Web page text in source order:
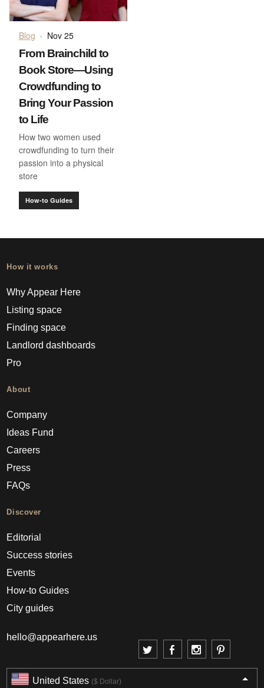
Blog · Nov 25
From Brainchild to
Book Store—Using
Crowdfunding to
Bring Your Passion
to Life
How two women used
crowdfunding to turn their
passion into a physical
store
How-to Guides
How it works
Why Appear Here
Listing space
Finding space
Landlord dashboards
Pro
About
Company
Ideas Fund
Careers
Press
FAQs
Discover
Editorial
Success stories
Events
How-to Guides
City guides
hello@appearhere.us
United States ($ Dollar)